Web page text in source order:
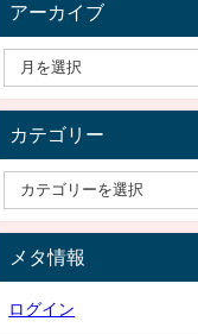
アーカイブ
カテゴリー
メタ情報
ログイン